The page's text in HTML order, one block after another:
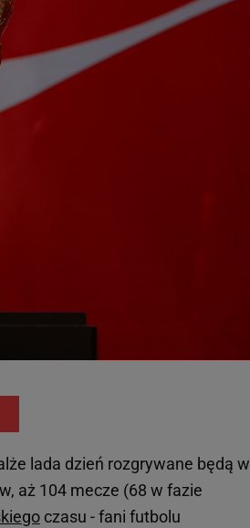
lada dzień rozgrywane będą w
aż 104 mecze (68 w fazie
czasu - fani futbolu